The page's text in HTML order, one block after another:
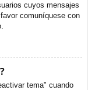
cuyos mensajes
comuníquese con
tema" cuando